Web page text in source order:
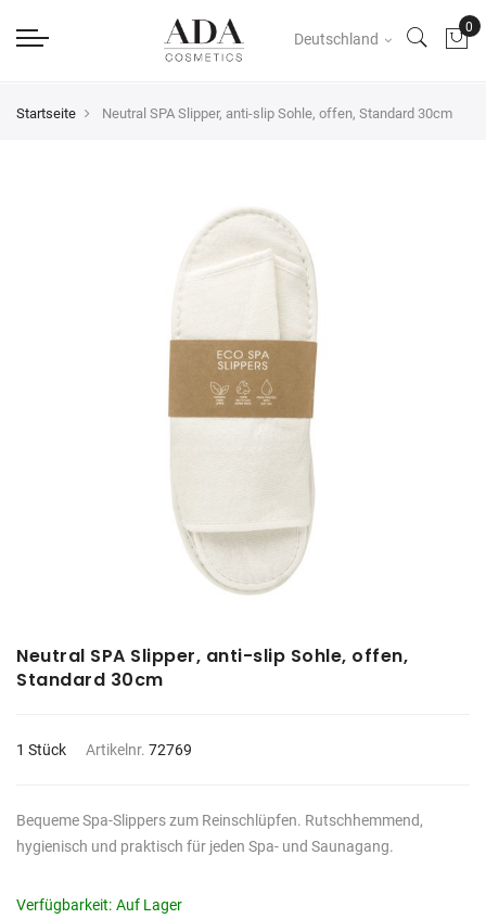
Deutschland
Startseite Neutral SPA Slipper, anti-slip Sohle, offen, Standard 30cm
Neutral SPA Slipper, anti-slip Sohle, offen,
Standard 30cm
1 Stück Artikelnr. 72769
Bequeme Spa-Slippers zum Reinschlüpfen. Rutschhemmend,
hygienisch und praktisch für jeden Spa- und Saunagang.
Verfügbarkeit: Auf Lager